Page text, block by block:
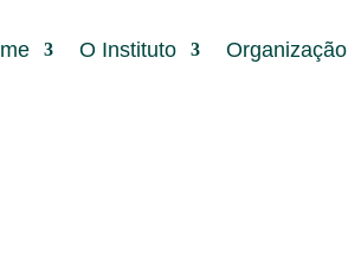
O Instituto Organização